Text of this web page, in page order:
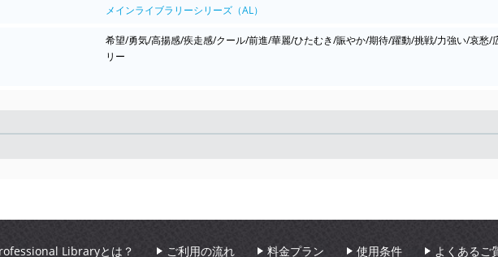
メインライブラリーシリーズ（AL）
希望/勇気/高揚感/疾走感/クール/前進/華麗/ひたむき/賑やか/期待/躍動/挑戦/力強い/哀愁
リー
Libraryとは？ ご利用の流れ 料金プラン 使用条件 よくあるご